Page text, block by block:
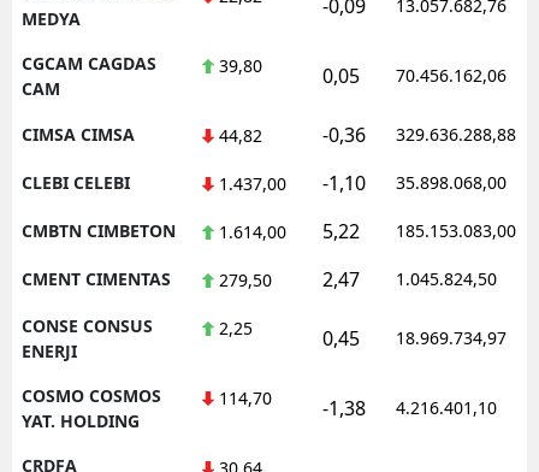
MEDYA
-0,09 13.057.682,76
CGCAM CAGDAS
CAM
39,80 0,05 70.456.162,06
CIMSA CIMSA 44,82 -0,36 329.636.288,88
CLEBI CELEBI 1.437,00 -1,10 35.898.068,00
CMBTN CIMBETON 1.614,00 5,22 185.153.083,00
CMENT CIMENTAS 279,50 2,47 1.045.824,50
CONSE CONSUS
ENERJI
2,25 0,45 18.969.734,97
COSMO COSMOS
YAT. HOLDING
114,70 -1,38 4.216.401,10
CRDFA